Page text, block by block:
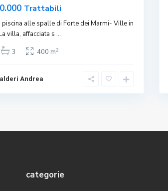
Trattabili
piscina alle spalle di Forte dei Marmi- Ville in
villa, affacciata s ...
3 400 m2
Andrea
categorie